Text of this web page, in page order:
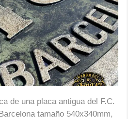
de una placa antigua del F.C.
tamaño 540x340mm,